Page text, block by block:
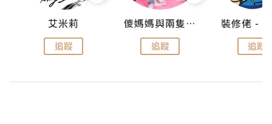
艾米莉
追蹤
儍媽媽與兩隻小魔怪之家
追蹤 追蹤